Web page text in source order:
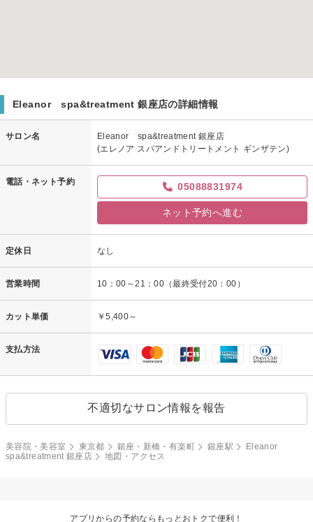
Eleanor spa&treatment 銀座店の詳細情報
サロン名
Eleanor spa&treatment 銀座店
(エレノア スパアンドトリートメント ギンザテン)
電話・ネット予約 05088831974
ネット予約へ進む
定休日 なし
営業時間 10：00～21：00（最終受付20：00）
カット単価 ￥5,400～
支払方法
不適切なサロン情報を報告
美容院・美容室 東京都 銀座・新橋・有楽町 銀座駅
Eleanor
spa&treatment 銀座店
地図・アクセス
アプリからの予約ならもっとおトクで便利！